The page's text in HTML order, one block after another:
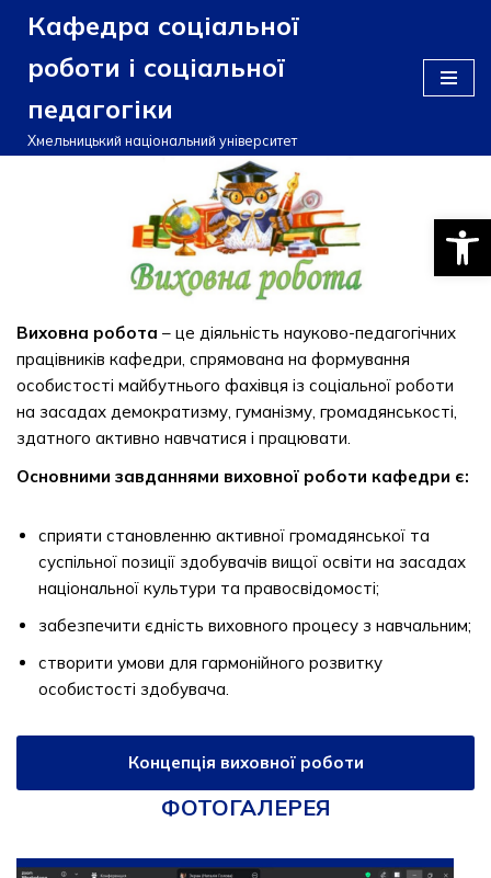
Перейти
до
вмісту
Кафедра соціальної
роботи і соціальної
педагогіки
Хмельницький національний університет
Виховна робота – це діяльність науково-педагогічних
працівників кафедри, спрямована на формування
особистості майбутнього фахівця із соціальної роботи
на засадах демократизму, гуманізму, громадянськості,
здатного активно навчатися і працювати.
Основними завданнями виховної роботи кафедри є:
сприяти становленню активної громадянської та
суспільної позиції здобувачів вищої освіти на засадах
національної культури та правосвідомості;
забезпечити єдність виховного процесу з навчальним;
створити умови для гармонійного розвитку
особистості здобувача.
Концепція виховної роботи
ФОТОГАЛЕРЕЯ